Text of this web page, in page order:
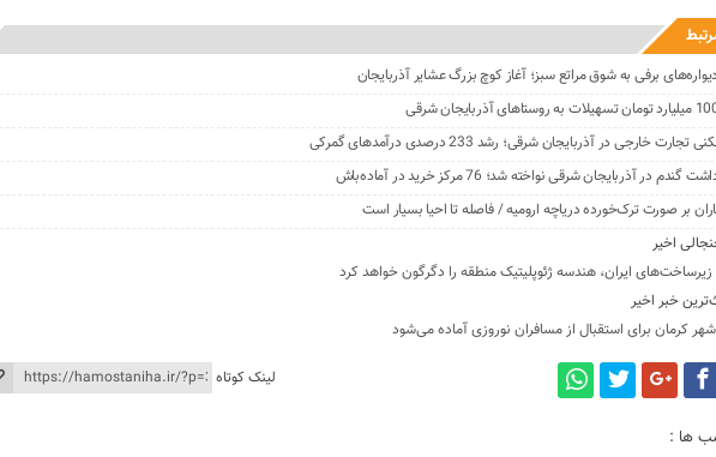
برفی به شوق مراتع سبز؛ آغاز کوچ بزرگ عشایر آذربایجان
خارجی در آذربایجان شرقی؛ رشد 233 درصدی درآمدهای گمرکی
گندم در آذربایجان شرقی نواخته شد؛ 76 مرکز خرید در آماده‌باش
بر صورت ترک‌خورده دریاچه ارومیه / فاصله تا احیا بسیار است
اخیر
ایران، هندسه ژئوپلیتیک منطقه را دگرگون خواهد کرد
خبر اخیر
شهر کرمان برای استقبال از مسافران نوروزی آماده می‌شود
لینک کوتاه
ها :